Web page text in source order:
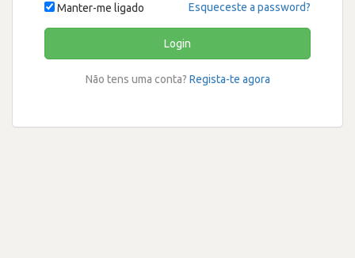
Manter-me ligado Esqueceste a password?
Login
Não tens uma conta? Regista-te agora